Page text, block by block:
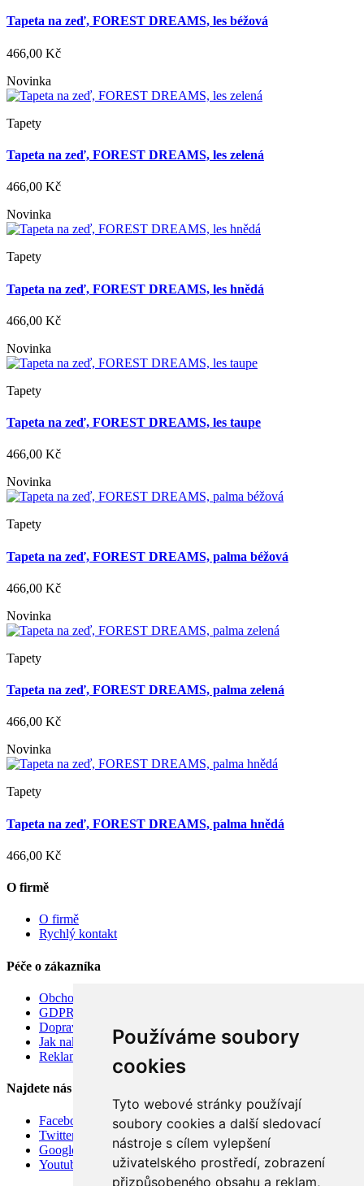
Používáme soubory
cookies
Tyto webové stránky používají
soubory cookies a další sledovací
nástroje s cílem vylepšení
uživatelského prostředí, zobrazení
přizpůsobeného obsahu a reklam,
Tapeta na zeď, FOREST DREAMS, les béžová
466,00 Kč
Novinka
Tapety
Tapeta na zeď, FOREST DREAMS, les zelená
466,00 Kč
Novinka
Tapety
Tapeta na zeď, FOREST DREAMS, les hnědá
466,00 Kč
Novinka
Tapety
Tapeta na zeď, FOREST DREAMS, les taupe
466,00 Kč
Novinka
Tapety
Tapeta na zeď, FOREST DREAMS, palma béžová
466,00 Kč
Novinka
Tapety
Tapeta na zeď, FOREST DREAMS, palma zelená
466,00 Kč
Novinka
Tapety
Tapeta na zeď, FOREST DREAMS, palma hnědá
466,00 Kč
O firmě
O firmě
Rychlý kontakt
Péče o zákazníka
Obchodní podmínky
GDPR
Doprava
Jak nakupovat
Reklamace
Najdete nás
Facebook
Twitter
Google
Youtube